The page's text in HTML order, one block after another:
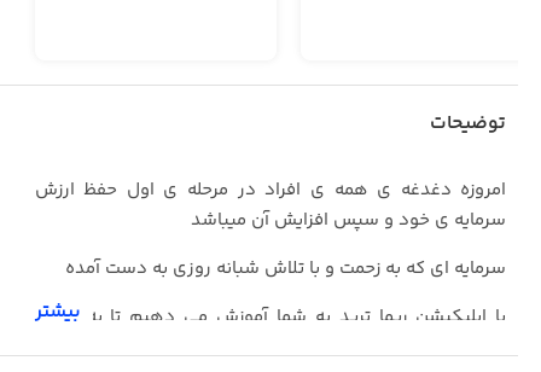
توضیحات
امروزه دغدغه ی همه ی افراد در مرحله ی اول حفظ ارزش
سرمایه ی خود و سپس افزایش آن میباشد
سرمایه ای که به زحمت و با تلاش شبانه روزی به دست آمده
با اپلیکیشن ریما ترید به شما آموزش می دهیم تا به راحتی
بیشتر